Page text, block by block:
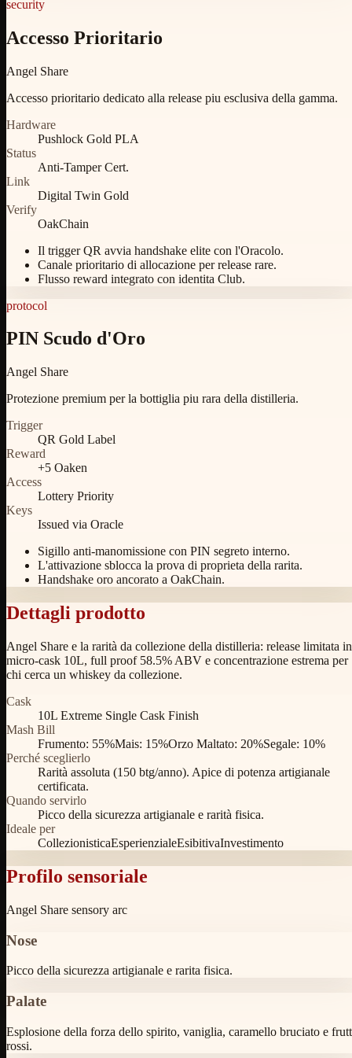
security
Accesso Prioritario
Angel Share
Accesso prioritario dedicato alla release piu esclusiva della gamma.
Hardware
Pushlock Gold PLA
Status
Anti-Tamper Cert.
Link
Digital Twin Gold
Verify
OakChain
Il trigger QR avvia handshake elite con l'Oracolo.
Canale prioritario di allocazione per release rare.
Flusso reward integrato con identita Club.
protocol
PIN Scudo d'Oro
Angel Share
Protezione premium per la bottiglia piu rara della distilleria.
Trigger
QR Gold Label
Reward
+5 Oaken
Access
Lottery Priority
Keys
Issued via Oracle
Sigillo anti-manomissione con PIN segreto interno.
L'attivazione sblocca la prova di proprieta della rarita.
Handshake oro ancorato a OakChain.
Dettagli prodotto
Angel Share e la rarità da collezione della distilleria: release limitata in
micro-cask 10L, full proof 58.5% ABV e concentrazione estrema per
chi cerca un whiskey da collezione.
Cask
10L Extreme Single Cask Finish
Mash Bill
Frumento: 55%Mais: 15%Orzo Maltato: 20%Segale: 10%
Perché sceglierlo
Rarità assoluta (150 btg/anno). Apice di potenza artigianale
certificata.
Quando servirlo
Picco della sicurezza artigianale e rarità fisica.
Ideale per
CollezionisticaEsperienzialeEsibitivaInvestimento
Profilo sensoriale
Angel Share sensory arc
Nose
Picco della sicurezza artigianale e rarita fisica.
Palate
Esplosione della forza dello spirito, vaniglia, caramello bruciato e
rossi.